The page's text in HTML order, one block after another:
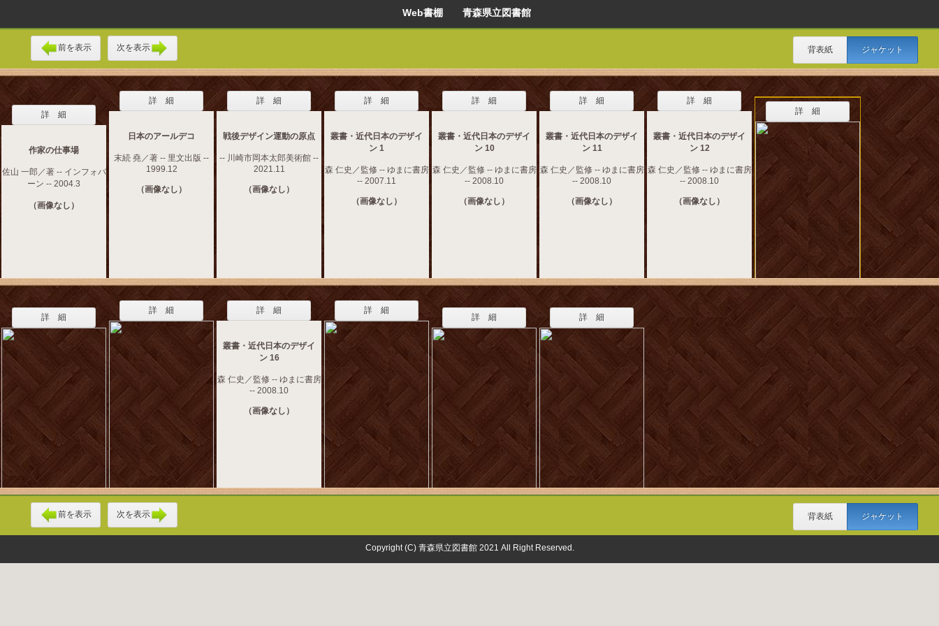
Web書棚 青森県立図書館
前を表示 次を表示 背表紙 ジャケット
詳 細
作家の仕事場
佐山 一郎／著 -- インフォバ
ーン -- 2004.3
（画像なし）
詳 細
日本のアールデコ
末続 堯／著 -- 里文出版 --
1999.12
（画像なし）
詳 細
戦後デザイン運動の原点
-- 川崎市岡本太郎美術館 --
2021.11
（画像なし）
詳 細
叢書・近代日本のデザイ
ン 1
森 仁史／監修 -- ゆまに書房
-- 2007.11
（画像なし）
詳 細
叢書・近代日本のデザイ
ン 10
森 仁史／監修 -- ゆまに書房
-- 2008.10
（画像なし）
詳 細
叢書・近代日本のデザイ
ン 11
森 仁史／監修 -- ゆまに書房
-- 2008.10
（画像なし）
詳 細
叢書・近代日本のデザイ
ン 12
森 仁史／監修 -- ゆまに書房
-- 2008.10
（画像なし）
詳 細
詳 細
詳 細 詳 細
叢書・近代日本のデザイ
ン 16
森 仁史／監修 -- ゆまに書房
-- 2008.10
（画像なし）
詳 細
詳 細 詳 細
前を表示 次を表示 背表紙 ジャケット
Copyright (C) 青森県立図書館 2021 All Right Reserved.